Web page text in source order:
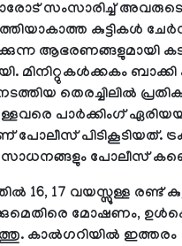
സംസാരിച്ച് അവരുടെ
കുട്ടികൾ
ആഭരണങ്ങളുമായി
മിനിറ്റുകൾക്കകം
തെരച്ചിലിൽ
പാർക്കിംഗ്
പോലീസ് പിടികൂടിയത്.
സാധനങ്ങളും പോലീസ്
16, 17 വയസ്സുള്ള രണ്ട്
മോഷണം,
കാൽഗറിയിൽ